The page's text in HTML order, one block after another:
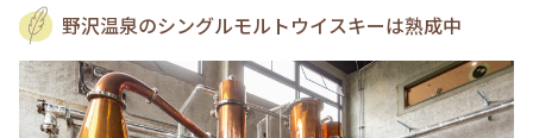
野沢温泉のシングルモルトウイスキーは熟成中